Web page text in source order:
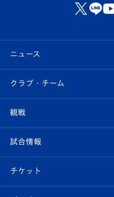
ニュース
すべて
クラブ
試合情報
クラブ・チーム
クラブ概要
エンブレム紹介
観戦
観戦ルール
はじめての観戦ガイド
試合情報
試合日程/結果
チケット